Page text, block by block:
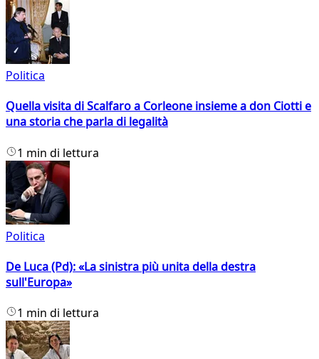
Politica
Quella visita di Scalfaro a Corleone insieme a don Ciotti e
una storia che parla di legalità
1 min di lettura
Politica
De Luca (Pd): «La sinistra più unita della destra
sull'Europa»
1 min di lettura